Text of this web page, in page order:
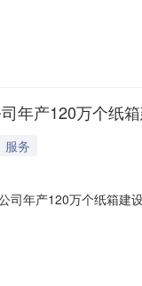
构受理日期河南艾弗
年产120万个纸
服务
司年产120万个纸箱建
市生态环境局龙湾分